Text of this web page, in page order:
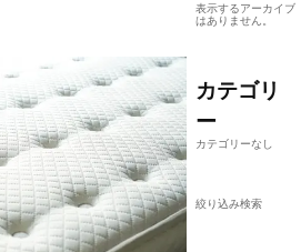
表示するアーカイブ
はありません。
カテゴリ
ー
カテゴリーなし
絞り込み検索